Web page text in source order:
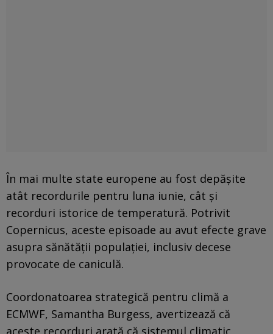
În mai multe state europene au fost depășite
atât recordurile pentru luna iunie, cât și
recorduri istorice de temperatură. Potrivit
Copernicus, aceste episoade au avut efecte grave
asupra sănătății populației, inclusiv decese
provocate de caniculă.
Coordonatoarea strategică pentru climă a
ECMWF, Samantha Burgess, avertizează că
aceste recorduri arată că sistemul climatic